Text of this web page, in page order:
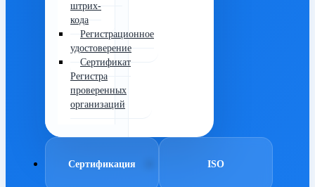
штрих-
кода
Регистрационное
удостоверение
Сертификат
Регистра
проверенных
организаций
Сертификация ISO